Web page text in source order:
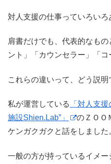
対人支援の仕事っていろいろ
肩書だけでも、代表的なも
ント」「カウンセラー」「コ
これらの違いって、どう説明
私が運営している
「対人支
施設Shien.Lab”」
のＺＯＯ
ケンガクガクと話をしました
一般の方が持っているイメ